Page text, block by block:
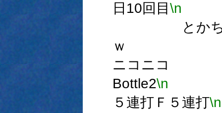
日10回目 \n
とかち
ｗ こぉ
ニコニコ
Bottle2\n
５連打Ｆ５連打\n